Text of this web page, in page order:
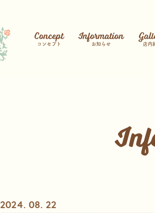
Concept
コンセプト Information
お知らせ 店内
2024. 08. 22